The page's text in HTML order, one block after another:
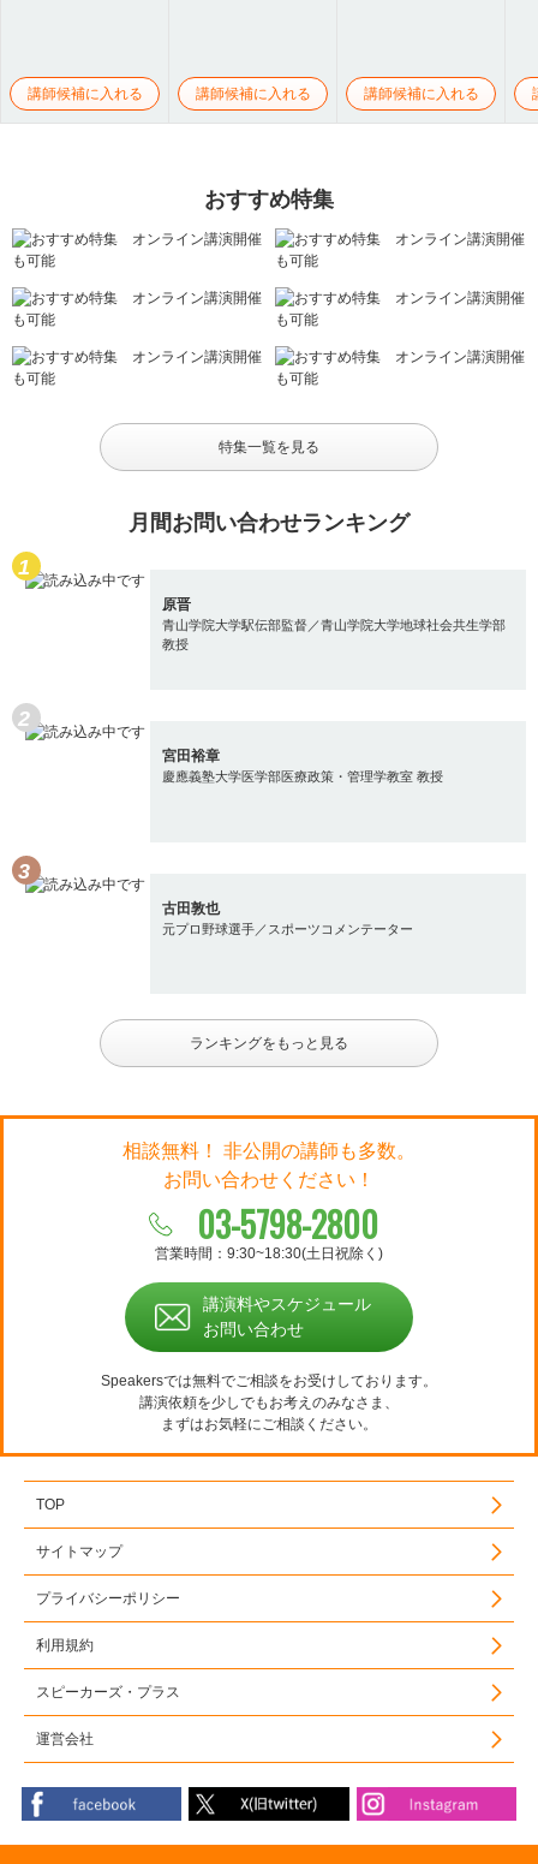
講師候補に入れる 講師候補に入れる 講師候補に入れる
おすすめ特集
特集一覧を見る
月間お問い合わせランキング
原晋
青山学院大学駅伝部監督／青山学院大学地球社会共生学部
教授
宮田裕章
慶應義塾大学医学部医療政策・管理学教室 教授
古田敦也
元プロ野球選手／スポーツコメンテーター
ランキングをもっと見る
相談無料！ 非公開の講師も多数。
お問い合わせください！
03-5798-2800
営業時間：9:30~18:30(土日祝除く)
講演料やスケジュール
お問い合わせ
Speakersでは無料でご相談をお受けしております。
講演依頼を少しでもお考えのみなさま、
まずはお気軽にご相談ください。
TOP
サイトマップ
プライバシーポリシー
利用規約
スピーカーズ・プラス
運営会社